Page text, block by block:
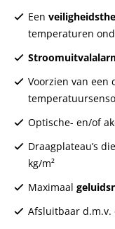
Een
temperaturen
Voorzien van een
Optische- en/of
Draagplateau’s
kg/m²
Maximaal
Afsluitbaar d.m.v.